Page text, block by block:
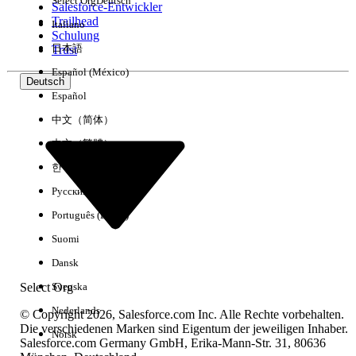
Erfahrung
Keine Ergebnisse
Salesforce-Entwickler
Trailhead
Schulung
Trust
Deutsch
Select Org
Italiano
日本語
Español (México)
Español
中文（简体）
中文（繁體）
한국어
Русский
Português (Brasil)
Suomi
Dansk
Svenska
Nederlands
Norsk
© Copyright 2026, Salesforce.com Inc. Alle Rechte vorbehalten.
Die verschiedenen Marken sind Eigentum der jeweiligen Inhaber.
Salesforce.com Germany GmbH, Erika-Mann-Str. 31, 80636